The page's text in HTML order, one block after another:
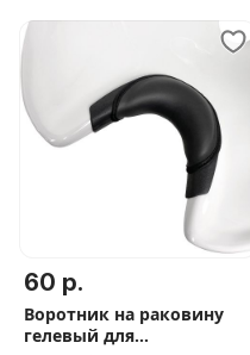
60 р.
Воротник на раковину
гелевый для